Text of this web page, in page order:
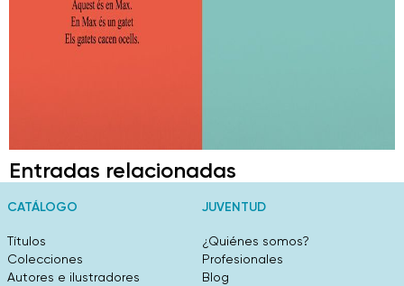
Entradas relacionadas
CATÁLOGO
Títulos
Colecciones
Autores e ilustradores
JUVENTUD
¿Quiénes somos?
Profesionales
Blog